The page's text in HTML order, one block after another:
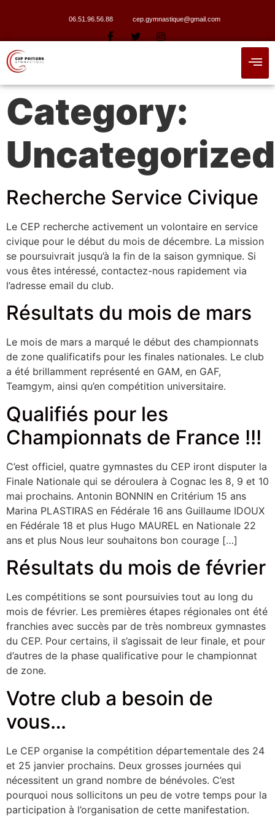
06.51.96.56.88 cep.gymnastique@gmail.com
Category:
Uncategorized
Recherche Service Civique
Le CEP recherche activement un volontaire en service
civique pour le début du mois de décembre. La mission
se poursuivrait jusqu’à la fin de la saison gymnique. Si
vous êtes intéressé, contactez-nous rapidement via
l’adresse email du club.
Résultats du mois de mars
Le mois de mars a marqué le début des championnats
de zone qualificatifs pour les finales nationales. Le club
a été brillamment représenté en GAM, en GAF,
Teamgym, ainsi qu’en compétition universitaire.
Qualifiés pour les
Championnats de France !!!
C’est officiel, quatre gymnastes du CEP iront disputer la
Finale Nationale qui se déroulera à Cognac les 8, 9 et 10
mai prochains. Antonin BONNIN en Critérium 15 ans
Marina PLASTIRAS en Fédérale 16 ans Guillaume IDOUX
en Fédérale 18 et plus Hugo MAUREL en Nationale 22
ans et plus Nous leur souhaitons bon courage […]
Résultats du mois de février
Les compétitions se sont poursuivies tout au long du
mois de février. Les premières étapes régionales ont été
franchies avec succès par de très nombreux gymnastes
du CEP. Pour certains, il s’agissait de leur finale, et pour
d’autres de la phase qualificative pour le championnat
de zone.
Votre club a besoin de
vous…
Le CEP organise la compétition départementale des 24
et 25 janvier prochains. Deux grosses journées qui
nécessitent un grand nombre de bénévoles. C’est
pourquoi nous sollicitons un peu de votre temps pour la
participation à l’organisation de cette manifestation.